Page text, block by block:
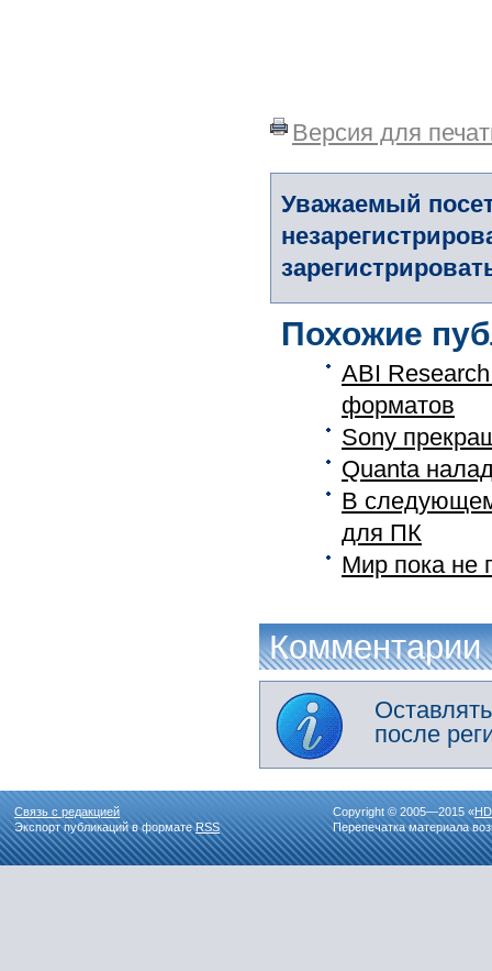
Версия для
Уважаемый
Похожие
ABI
форматов
Sony
Quanta
В
для ПК
Мир пока не
Комментарии
после
Связь с редакцией
Экспорт публикаций в форматеRSS
Copyright © 2005—2015 «
Перепечатка материала